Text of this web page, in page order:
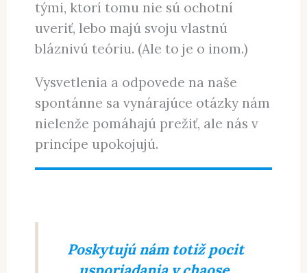
uprdnutím intergalaktického
kvantového draka, tak sa nestane
skoro nič. Teda, pokiaľ kvôli tomuto
presvedčeniu nevedieme vojny s
tými, ktorí tomu nie sú ochotní
uveriť, lebo majú svoju vlastnú
bláznivú teóriu. (Ale to je o inom.)
Vysvetlenia a odpovede na naše